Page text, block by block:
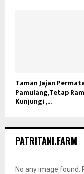
Taman Jajan
Pamulang,Tetap
Kunjungi ,...
PATRITANI.FARM
No any image found.